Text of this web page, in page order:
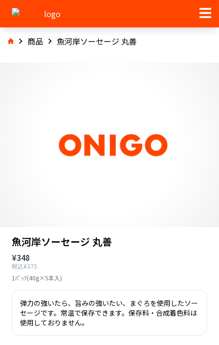
商品 魚河岸ソーセージ 丸善
魚河岸ソーセージ 丸善
¥348
税込¥375
1ﾊﾟｯｸ(40g×5本入)
弾力の強いたら、旨みの強いたい、まぐろを使用したソー
セージです。常温で保存できます。保存料・合成着色料は
使用しておりません。